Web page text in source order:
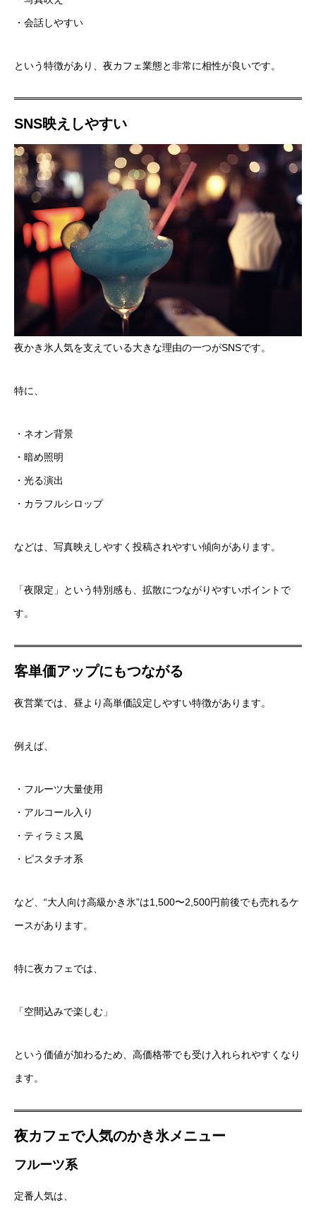
・会話しやすい
という特徴があり、夜カフェ業態と非常に相性が良いです。
SNS映えしやすい
夜かき氷人気を支えている大きな理由の一つがSNSです。
特に、
・ネオン背景
・暗め照明
・光る演出
・カラフルシロップ
などは、写真映えしやすく投稿されやすい傾向があります。
「夜限定」という特別感も、拡散につながりやすいポイントで
す。
客単価アップにもつながる
夜営業では、昼より高単価設定しやすい特徴があります。
例えば、
・フルーツ大量使用
・アルコール入り
・ティラミス風
・ピスタチオ系
など、“大人向け高級かき氷”は1,500〜2,500円前後でも売れるケ
ースがあります。
特に夜カフェでは、
「空間込みで楽しむ」
という価値が加わるため、高価格帯でも受け入れられやすくなり
ます。
夜カフェで人気のかき氷メニュー
フルーツ系
定番人気は、